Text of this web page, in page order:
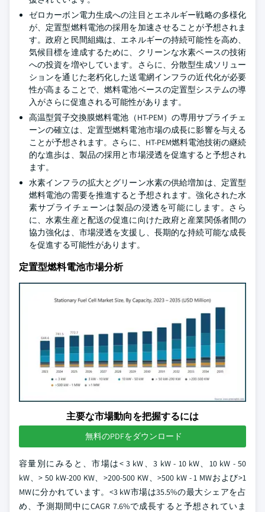
ゼロカーボン電力生成への注目とエネルギー戦略の多様化
が、定置型燃料電池の採用を加速させることが予想されま
す。政府と民間組織は、エネルギーの持続可能性を高め、
気候目標を達成するために、クリーンな水素ベースの技術
への投資を増やしています。さらに、分散型生成ソリュー
ションを通じた老朽化した送電網インフラの近代化が必要
性が高まることで、燃料電池ベースの定置型システムの導
入がさらに促進される可能性があります。
高温型質子交換膜燃料電池（HT-PEM）の専用サプライチェ
ーンの確立は、定置型燃料電池市場の成長に影響を与える
ことが予想されます。さらに、HT-PEM燃料電池技術の継続
的な進歩は、製品の採用と市場浸透を促進すると予想され
ます。
水素インフラの拡大とグリーン水素の供給増加は、定置型
燃料電池の需要を推進すると予想されます。強化された水
素サプライチェーンは製品の浸透を可能にします。さら
に、水素生産と配送の促進に向けた政府と産業関係者間の
協力強化は、市場浸透を支援し、長期的な持続可能な成長
を促進する可能性があります。
定置型燃料電池市場分析
主要な市場動向を把握するには
無料のPDFをダウンロード
容量別にみると、市場は< 3 kW、3 kW - 10 kW、10 kW - 50
kW、> 50 kW-200 KW、>200-500 KW、>500 kW - 1 MWおよび>1
MWに分かれています。<3 kW市場は35.5%の最大シェアを占
め、予測期間中にCAGR 7.6%で成長すると予想されていま